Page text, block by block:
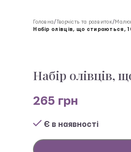
Головна / Творчість та розвиток/
Набір олівців, що стираються,
Набір олівців,
265 грн
Є в наявності